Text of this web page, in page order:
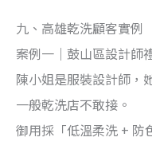
九、高雄乾洗顧客實例
案例一｜鼓山區設計師
陳小姐是服裝設計師，
一般乾洗店不敢接。
御用採「低溫柔洗 + 防